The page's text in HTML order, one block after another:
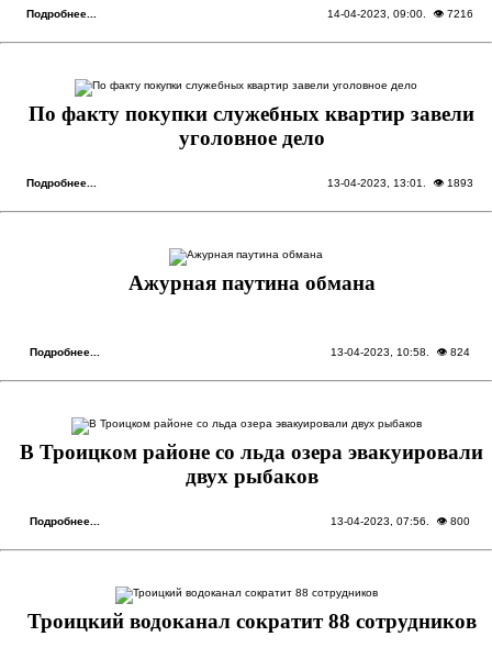
Подробнее... 14-04-2023, 09:00. 👁 7216
По факту покупки служебных квартир завели
уголовное дело
Подробнее... 13-04-2023, 13:01 . 👁 1893
Ажурная паутина обмана
Подробнее... 13-04-2023, 10:58 . 👁 824
В Троицком районе со льда озера эвакуировали
двух рыбаков
Подробнее... 13-04-2023, 07:56 . 👁 800
Троицкий водоканал сократит 88 сотрудников